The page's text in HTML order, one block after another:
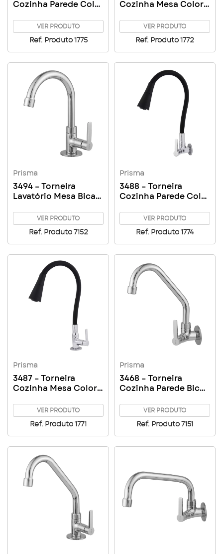
Cozinha Parede Color
VER PRODUTO
Ref. Produto 1775
Cozinha Mesa Color
VER PRODUTO
Ref. Produto 1772
Prisma
3494 – Torneira
Lavatório Mesa Bica
VER PRODUTO
Ref. Produto 7152
Prisma
3488 – Torneira
Cozinha Parede Color
VER PRODUTO
Ref. Produto 1774
Prisma
3487 – Torneira
Cozinha Mesa Color
VER PRODUTO
Ref. Produto 1771
Prisma
3468 – Torneira
Cozinha Parede Bica
VER PRODUTO
Ref. Produto 7151